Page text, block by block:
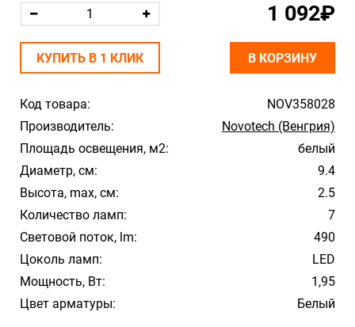
Код товара:
NOV358028
Производитель:
Novotech (Венгрия)
Площадь освещения, м2:
белый
Диаметр, см:
9.4
Высота, max, см:
2.5
Количество ламп:
7
Световой поток, lm:
490
Цоколь ламп:
LED
Мощность, Вт:
1,95
Цвет арматуры:
Белый
1 092₽
КУПИТЬ В 1 КЛИК В КОРЗИНУ